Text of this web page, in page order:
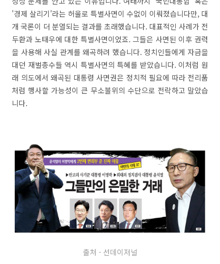
'경제 살리기'라는 허울로 특별사면이 수없이 이뤄졌습니다만, 대
개 국론이 더 분열되는 결과를 초래했습니다. 대표적인 사례가 전
두환과 노태우에 대한 특별사면이었죠. 그들은 사면된 이후 권력
을 사용해 사실 관계를 왜곡하려 했습니다. 정치인들에게 자금을
대던 재벌총수들 역시 특별사면의 특혜를 받았습니다. 이처럼 원
래 의도에서 왜곡된 대통령 사면권은 정치적 필요에 따라 전리품
처럼 행사할 가능성이 큰 무소불위의 수단으로 전락하고 말았습
니다.
출처 - 선데이저널